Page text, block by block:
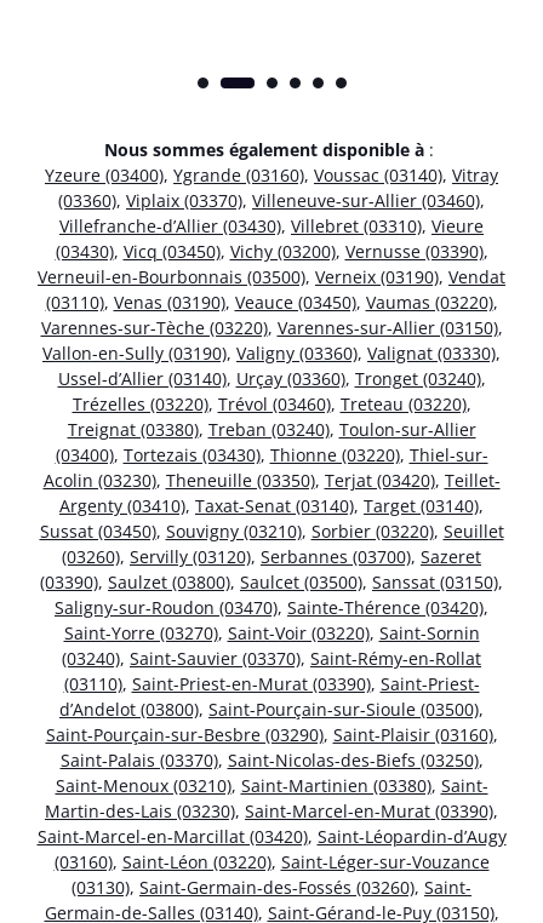
Nous sommes également disponible à :
Yzeure (03400), Ygrande (03160), Voussac (03140), Vitray
(03360), Viplaix (03370), Villeneuve-sur-Allier (03460),
Villefranche-d’Allier (03430), Villebret (03310), Vieure
(03430), Vicq (03450), Vichy (03200), Vernusse (03390),
Verneuil-en-Bourbonnais (03500), Verneix (03190), Vendat
(03110), Venas (03190), Veauce (03450), Vaumas (03220),
Varennes-sur-Tèche (03220), Varennes-sur-Allier (03150),
Vallon-en-Sully (03190), Valigny (03360), Valignat (03330),
Ussel-d’Allier (03140), Urçay (03360), Tronget (03240),
Trézelles (03220), Trévol (03460), Treteau (03220),
Treignat (03380), Treban (03240), Toulon-sur-Allier
(03400), Tortezais (03430), Thionne (03220), Thiel-sur-
Acolin (03230), Theneuille (03350), Terjat (03420), Teillet-
Argenty (03410), Taxat-Senat (03140), Target (03140),
Sussat (03450), Souvigny (03210), Sorbier (03220), Seuillet
(03260), Servilly (03120), Serbannes (03700), Sazeret
(03390), Saulzet (03800), Saulcet (03500), Sanssat (03150),
Saligny-sur-Roudon (03470), Sainte-Thérence (03420),
Saint-Yorre (03270), Saint-Voir (03220), Saint-Sornin
(03240), Saint-Sauvier (03370), Saint-Rémy-en-Rollat
(03110), Saint-Priest-en-Murat (03390), Saint-Priest-
d’Andelot (03800), Saint-Pourçain-sur-Sioule (03500),
Saint-Pourçain-sur-Besbre (03290), Saint-Plaisir (03160),
Saint-Palais (03370), Saint-Nicolas-des-Biefs (03250),
Saint-Menoux (03210), Saint-Martinien (03380), Saint-
Martin-des-Lais (03230), Saint-Marcel-en-Murat (03390),
Saint-Marcel-en-Marcillat (03420), Saint-Léopardin-d’Augy
(03160), Saint-Léon (03220), Saint-Léger-sur-Vouzance
(03130), Saint-Germain-des-Fossés (03260), Saint-
Germain-de-Salles (03140), Saint-Gérand-le-Puy (03150),